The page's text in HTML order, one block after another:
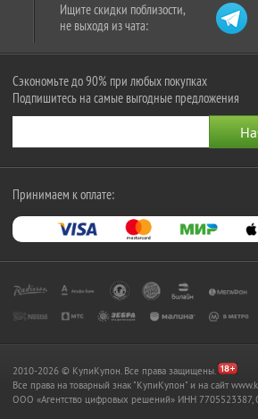
Ищите скидки поблизости,
не выходя из чата:
Сэкономьте до 90% при любых покупках
Подпишитесь на самые выгодные предложения
Принимаем к оплате:
2010-2026 © КупиКупон. Все права защищены.
Все права на товарный знак "КупиКупон" и на сайт
OOO «Агентство цифровых решений» ИНН